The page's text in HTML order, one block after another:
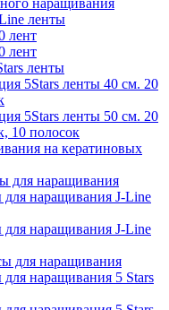
наращивания
ленты
лент
лент
ленты
5Stars ленты 40 см. 20
5Stars ленты 50 см. 20
10 полосок
на кератиновых
для наращивания
наращивания J-Line
наращивания J-Line
для наращивания
наращивания 5 Stars